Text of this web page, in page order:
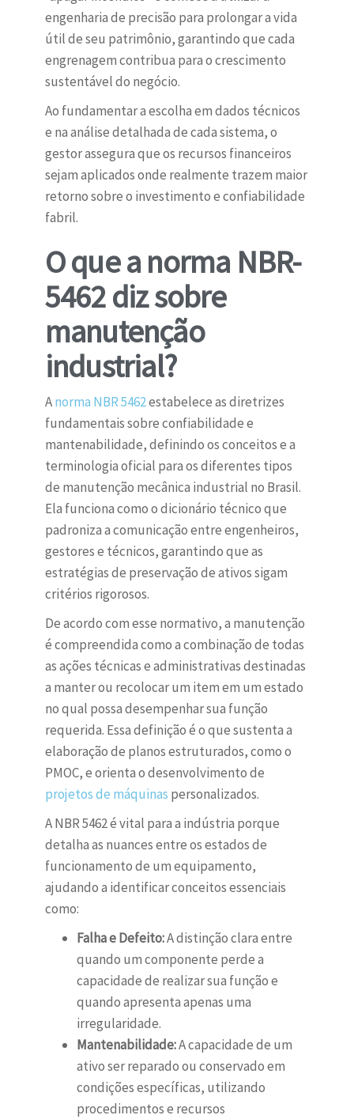
engenharia de precisão para prolongar a vida
útil de seu patrimônio, garantindo que cada
engrenagem contribua para o crescimento
sustentável do negócio.
Ao fundamentar a escolha em dados técnicos
e na análise detalhada de cada sistema, o
gestor assegura que os recursos financeiros
sejam aplicados onde realmente trazem maior
retorno sobre o investimento e confiabilidade
fabril.
O que a norma NBR-
5462 diz sobre
manutenção
industrial?
Anorma NBR 5462estabelece as diretrizes
fundamentais sobre confiabilidade e
mantenabilidade, definindo os conceitos e a
terminologia oficial para os diferentes tipos
de manutenção mecânica industrial no Brasil.
Ela funciona como o dicionário técnico que
padroniza a comunicação entre engenheiros,
gestores e técnicos, garantindo que as
estratégias de preservação de ativos sigam
critérios rigorosos.
De acordo com esse normativo, a manutenção
é compreendida como a combinação de todas
as ações técnicas e administrativas destinadas
a manter ou recolocar um item em um estado
no qual possa desempenhar sua função
requerida. Essa definição é o que sustenta a
elaboração de planos estruturados, como o
PMOC, e orienta o desenvolvimento de
projetos de máquinas personalizados.
A NBR 5462 é vital para a indústria porque
detalha as nuances entre os estados de
funcionamento de um equipamento,
ajudando a identificar conceitos essenciais
como:
Falha e Defeito:A distinção clara entre
quando um componente perde a
capacidade de realizar sua função e
quando apresenta apenas uma
irregularidade.
Mantenabilidade:A capacidade de um
ativo ser reparado ou conservado em
condições específicas, utilizando
procedimentos e recursos